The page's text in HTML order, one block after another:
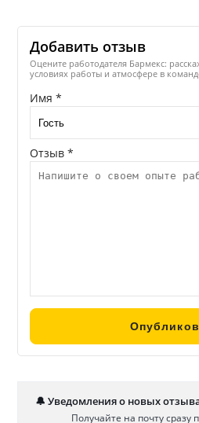
Добавить отзыв
Оцените работодателя Бармекс:
условиях работы и атмосфере в
Имя *
Отзыв *
🔔 Уведомления о новых
Получайте на почту сразу